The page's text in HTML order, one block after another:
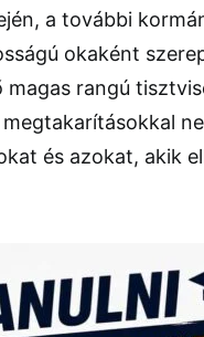
a további
okaként
magas rangú
és azokat, akik